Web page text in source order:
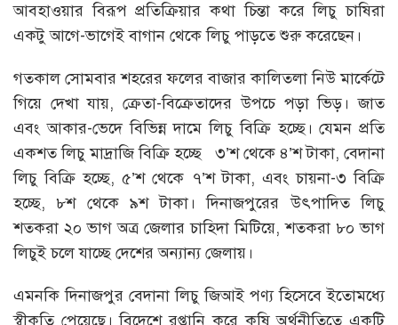
আবহাওয়ার বিরূপ প্রতিক্রিয়ার কথা চিন্তা করে লিচু চাষিরা
একটু আগে-ভাগেই বাগান থেকে লিচু পাড়তে শুরু করেছেন।
গতকাল সোমবার শহরের ফলের বাজার কালিতলা নিউ মার্কেটে
গিয়ে দেখা যায়, ক্রেতা-বিক্রেতাদের উপচে পড়া ভিড়। জাত
এবং আকার-ভেদে বিভিন্ন দামে লিচু বিক্রি হচ্ছে। যেমন প্রতি
একশত লিচু মাদ্রাজি বিক্রি হচ্ছে ৩’শ থেকে ৪’শ টাকা, বেদানা
লিচু বিক্রি হচ্ছে, ৫’শ থেকে ৭’শ টাকা, এবং চায়না-৩ বিক্রি
হচ্ছে, ৮শ থেকে ৯শ টাকা। দিনাজপুরের উৎপাদিত লিচু
শতকরা ২০ ভাগ অত্র জেলার চাহিদা মিটিয়ে, শতকরা ৮০ ভাগ
লিচুই চলে যাচ্ছে দেশের অন্যান্য জেলায়।
এমনকি দিনাজপুর বেদানা লিচু জিআই পণ্য হিসেবে ইতোমধ্যে
স্বীকৃতি পেয়েছে। বিদেশে রপ্তানি করে কৃষি অর্থনীতিতে একটি